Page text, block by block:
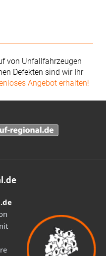
von Unfallfahrzeugen
Defekten sind wir Ihr
Angebot erhalten!